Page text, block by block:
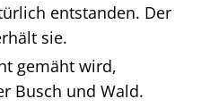
entstanden. Der
sie.
gemäht wird,
Busch und Wald.